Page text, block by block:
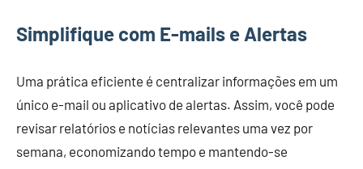
Simplifique com E-mails e Alertas
Uma prática eficiente é centralizar informações em um
único e-mail ou aplicativo de alertas. Assim, você pode
revisar relatórios e notícias relevantes uma vez por
semana, economizando tempo e mantendo-se